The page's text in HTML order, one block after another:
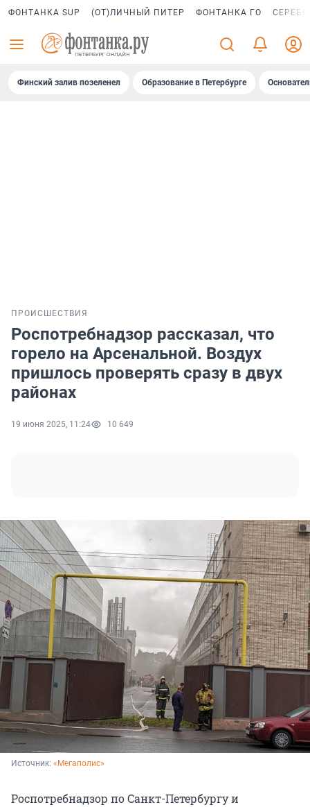
ФОНТАНКА SUP (ОТ)ЛИЧНЫЙ ПИТЕР ФОНТАНКА ГО
Финский залив позеленел Образование в Петербурге
ПРОИСШЕСТВИЯ
Роспотребнадзор рассказал, что
горело на Арсенальной. Воздух
пришлось проверять сразу в двух
районах
19 июня 2025, 11:24 10 649
Источник: «Мегаполис»
Роспотребнадзор по Санкт-Петербургу и